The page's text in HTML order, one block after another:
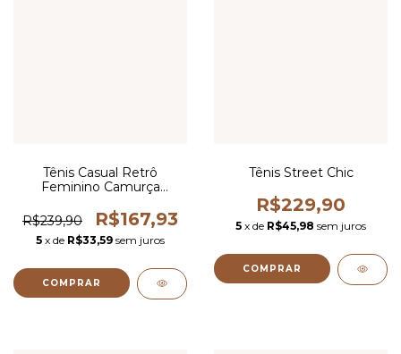
Tênis Casual Retrô
Feminino Camurça
R$239,90
R$167,93
5 x de R$33,59 sem juros
COMPRAR
Tênis Street Chic
R$229,90
5 x de R$45,98 sem juros
COMPRAR